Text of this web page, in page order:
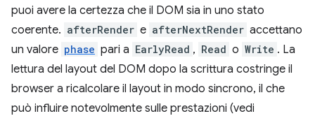
puoi avere la certezza che il DOM sia in uno stato
coerente. afterRender e afterNextRender accettano
un valore phase pari a EarlyRead , Read o Write . La
lettura del layout del DOM dopo la scrittura costringe il
browser a ricalcolare il layout in modo sincrono, il che
può influire notevolmente sulle prestazioni (vedi